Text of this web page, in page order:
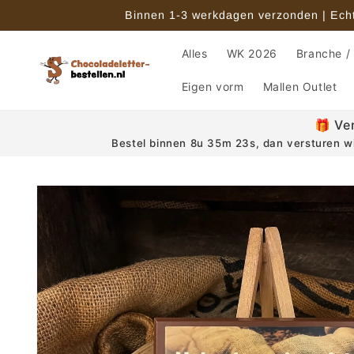
content
Binnen 1-3 werkdagen verzonden |
Alles WK 2026 Branche /
Eigen vorm Mallen Outlet
🎁
Bestel binnen 8u 35m 22s, dan versturen
productinformatie